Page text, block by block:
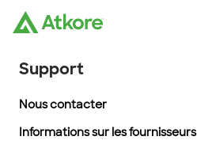
Support
Nous contacter
Informations sur les fournisseurs